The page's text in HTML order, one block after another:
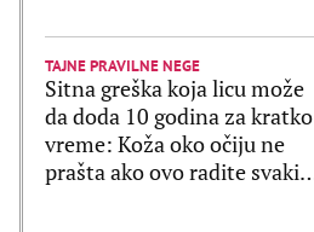
TAJNE PRAVILNE NEGE
Sitna greška koja licu može
da doda 10 godina za kratko
vreme: Koža oko očiju ne
prašta ako ovo radite svaki